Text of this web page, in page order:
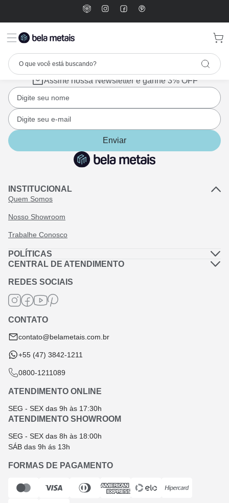
Assine nossa Newsletter e ganhe 3% OFF
Enviar
INSTITUCIONAL
Quem Somos
Nosso Showroom
Trabalhe Conosco
POLÍTICAS
Política de Privacidade
Política de Frete
Termos de Garantia
Termos e Condições
Troca e Devolução
CENTRAL DE ATENDIMENTO
Fale Conosco
REDES SOCIAIS
CONTATO
contato@belametais.com.br
+55 (47) 3842-1211
0800-1211089
ATENDIMENTO ONLINE
SEG - SEX das 9h às 17:30h
ATENDIMENTO SHOWROOM
SEG - SEX das 8h às 18:00h
SÁB das 9h ás 13h
FORMAS DE PAGAMENTO